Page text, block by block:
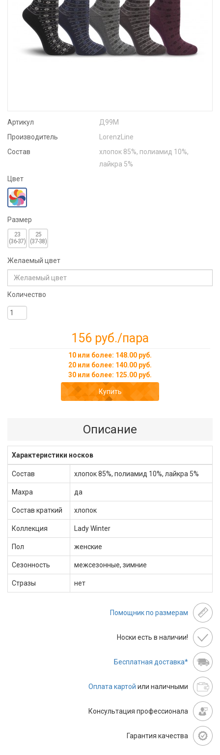
Артикул
Д99М
Производитель
LorenzLine
Состав
хлопок 85%, полиамид 10%,
лайкра 5%
Цвет
Размер
23
(36-37)
25
(37-38)
Желаемый цвет
Количество
156 руб./пара
10 или более: 148.00 руб.
20 или более: 140.00 руб.
30 или более: 125.00 руб.
Купить
Описание
Характеристики носков
Состав хлопок 85%, полиамид 10%, лайкра 5%
Махра да
Состав краткий хлопок
Коллекция Lady Winter
Пол женские
Сезонность межсезонные, зимние
Стразы нет
Помощник по размерам
Носки есть в наличии!
Бесплатная доставка*
Оплата картой или наличными
Консультация профессионала
Гарантия качества